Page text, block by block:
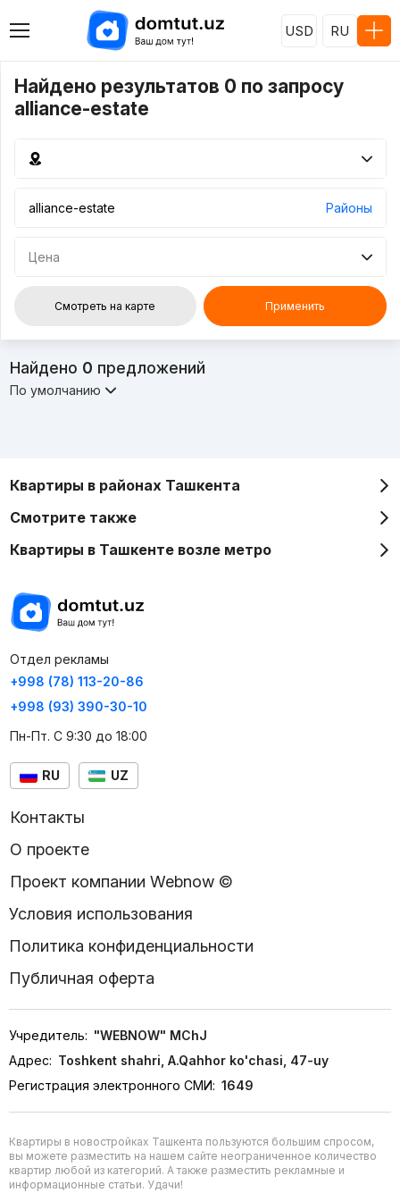
USD RU
Найдено результатов 0 по запросу
alliance-estate
Районы
Цена
Смотреть на карте Применить
Найдено 0 предложений
По умолчанию
Квартиры в районах Ташкента
Смотрите также
Квартиры в Ташкенте возле метро
Отдел рекламы
+998 (78) 113-20-86
+998 (93) 390-30-10
Пн-Пт. С 9:30 до 18:00
RU UZ
Контакты
О проекте
Проект компании Webnow ©
Условия использования
Политика конфиденциальности
Публичная оферта
Учредитель: "WEBNOW" MChJ
Адрес: Toshkent shahri, A.Qahhor ko'chasi, 47-uy
Регистрация электронного СМИ: 1649
Квартиры в новостройках Ташкента пользуются большим спросом,
вы можете разместить на нашем сайте неограниченное количество
квартир любой из категорий. А также разместить рекламные и
информационные статьи. Удачи!